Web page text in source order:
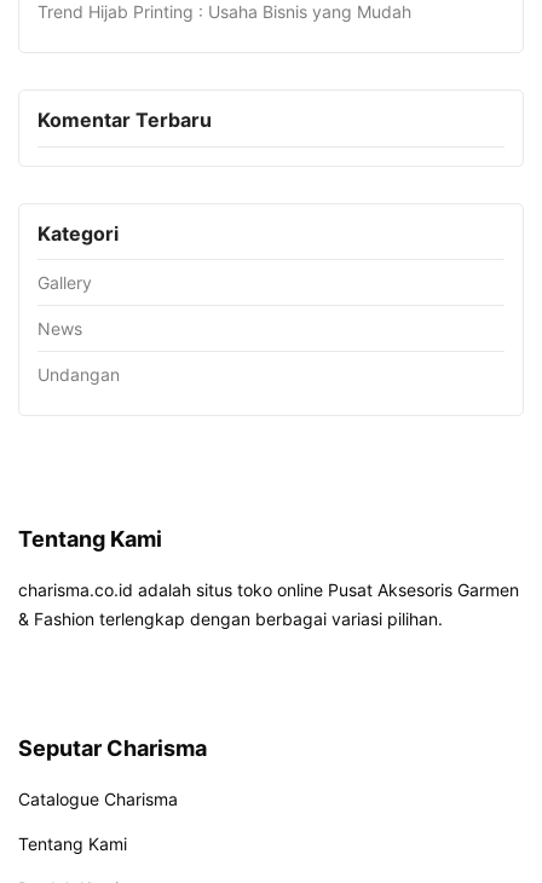
Trend Hijab Printing : Usaha Bisnis yang Mudah
Komentar Terbaru
Kategori
Gallery
News
Undangan
Tentang Kami
charisma.co.id adalah situs toko online Pusat Aksesoris Garmen
& Fashion terlengkap dengan berbagai variasi pilihan.
Seputar Charisma
Catalogue Charisma
Tentang Kami